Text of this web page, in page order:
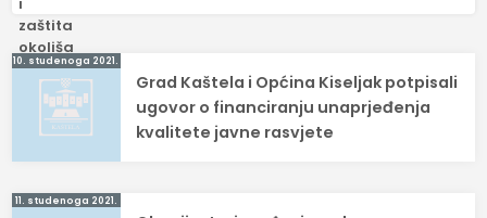
Navigacija
objava
10. studenoga 2021.
Grad Kaštela i Općina Kiseljak potpisali
ugovor o financiranju unaprjeđenja
kvalitete javne rasvjete
11. studenoga 2021.